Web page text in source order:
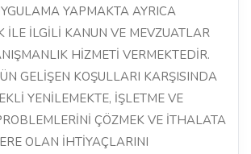
YAPMAKTA AYRICA
İLE İLGİLİ KANUN VE MEVZUATLAR
HİZMETİ VERMEKTEDİR.
GELİŞEN KOŞULLARI KARŞISINDA
YENİLEMEKTE, İŞLETME VE
ÇÖZMEK VE İTHALATA
OLAN İHTİYAÇLARINI